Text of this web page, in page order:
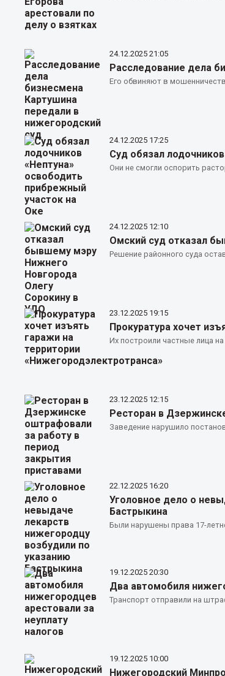
24.12.2025 21:05
Расследование дела
Его обвиняют в
24.12.2025 17:25
Суд обязал
Они не смогли оспорить
24.12.2025 12:10
Омский суд отказал
Решение районного суда
23.12.2025 19:15
Прокуратура хочет
Их построили частные лица
23.12.2025 12:15
Ресторан в
Заведение нарушило
22.12.2025 16:20
Уголовное дело о
Бастрыкина
Были нарушены права 17-
19.12.2025 20:30
Два автомобиля
Транспорт отправили на
19.12.2025 10:00
Нижегородский